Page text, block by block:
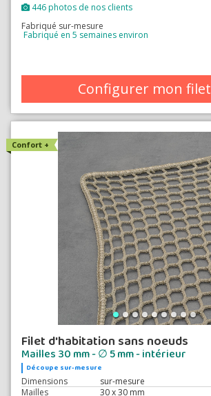
446 photos de nos clients
Fabriqué sur-mesure
Fabriqué en 5 semaines environ
Configurer mon filet
Confort +
Filet d'habitation sans noeuds
Mailles 30 mm - ∅ 5 mm - intérieur
Découpe sur-mesure
Dimensions
sur-mesure
Mailles
30 x 30 mm